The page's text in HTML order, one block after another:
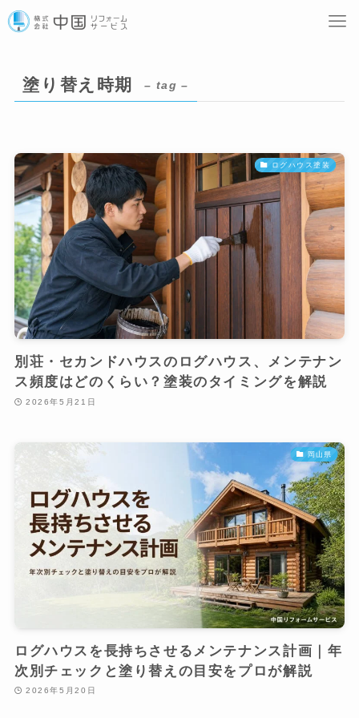
塗り替え時期 – tag –
ログハウス塗装
別荘・セカンドハウスのログハウス、メンテナン
ス頻度はどのくらい？塗装のタイミングを解説
2026年5月21日
岡山県
ログハウスを長持ちさせるメンテナンス計画｜年
次別チェックと塗り替えの目安をプロが解説
2026年5月20日